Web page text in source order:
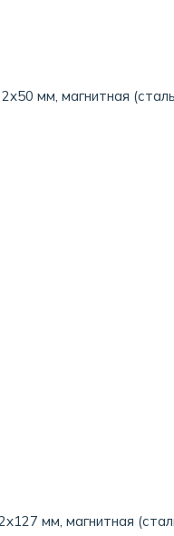
мм, магнитная
мм, магнитная